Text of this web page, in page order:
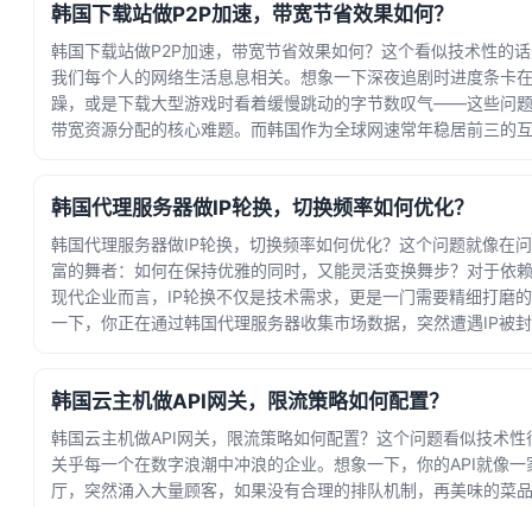
韩国下载站做P2P加速，带宽节省效果如何？
韩国下载站做P2P加速，带宽节省效果如何？这个看似技术性的
我们每个人的网络生活息息相关。想象一下深夜追剧时进度条卡
躁，或是下载大型游戏时看着缓慢跳动的字节数叹气——这些问
带宽资源分配的核心难题。而韩国作为全球网速常年稳居前三的
韩国代理服务器做IP轮换，切换频率如何优化？
韩国代理服务器做IP轮换，切换频率如何优化？这个问题就像在
富的舞者：如何在保持优雅的同时，又能灵活变换舞步？对于依
现代企业而言，IP轮换不仅是技术需求，更是一门需要精细打磨
一下，你正在通过韩国代理服务器收集市场数据，突然遭遇IP
韩国云主机做API网关，限流策略如何配置？
韩国云主机做API网关，限流策略如何配置？这个问题看似技术性
关乎每一个在数字浪潮中冲浪的企业。想象一下，你的API就像一
厅，突然涌入大量顾客，如果没有合理的排队机制，再美味的菜